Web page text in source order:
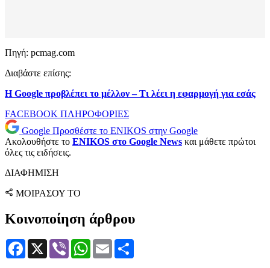
Πηγή: pcmag.com
Διαβάστε επίσης:
Η Google προβλέπει το μέλλον – Τι λέει η εφαρμογή για εσάς
FACEBOOK ΠΛΗΡΟΦΟΡΙΕΣ
Google Προσθέστε το ENIKOS στην Google
Ακολουθήστε το ENIKOS στο Google News και μάθετε πρώτοι
όλες τις ειδήσεις.
ΔΙΑΦΗΜΙΣΗ
ΜΟΙΡΑΣΟΥ ΤΟ
Κοινοποίηση άρθρου
Facebook
X Viber WhatsApp
Email